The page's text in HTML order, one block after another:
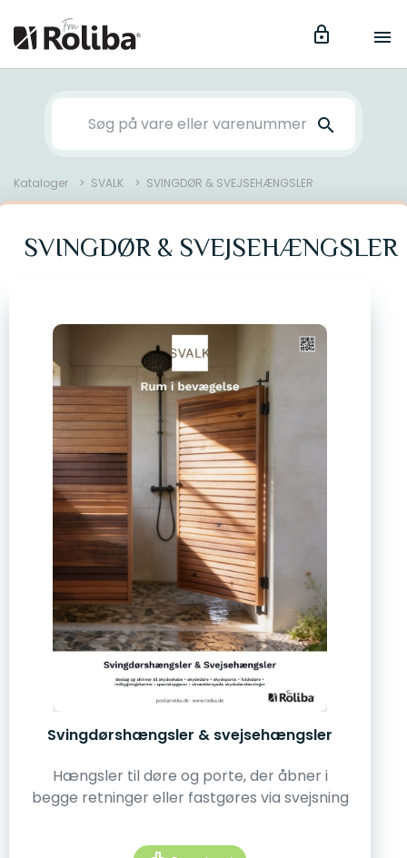
search
lock menu
Kataloger SVALK SVINGDØR & SVEJSEHÆNGSLER
SVINGDØR & SVEJSEHÆNGSLER
Svingdørshængsler & svejsehængsler
Hængsler til døre og porte, der åbner i
begge retninger eller fastgøres via svejsning